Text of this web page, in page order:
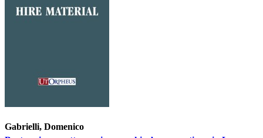
Gabrielli, Domenico